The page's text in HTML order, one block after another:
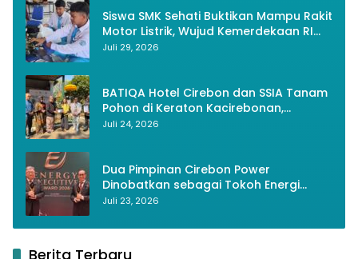
Siswa SMK Sehati Buktikan Mampu Rakit
Motor Listrik, Wujud Kemerdekaan RI
Melalui Inovasi dan Kemandirian
Juli 29, 2026
BATIQA Hotel Cirebon dan SSIA Tanam
Pohon di Keraton Kacirebonan,
Lestarikan Budaya dan Lingkungan
Juli 24, 2026
Dua Pimpinan Cirebon Power
Dinobatkan sebagai Tokoh Energi
Berkelanjutan 2026
Juli 23, 2026
Berita Terbaru